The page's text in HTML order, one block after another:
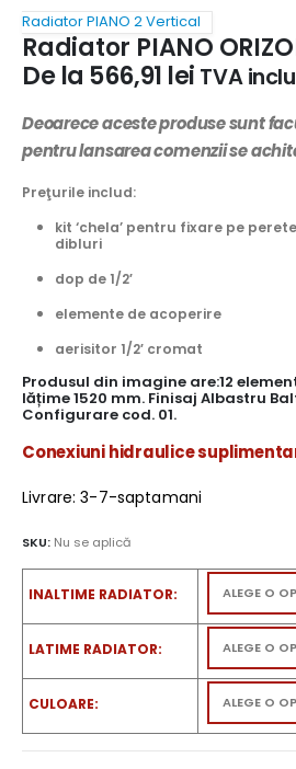
Radiator PIANO 2 Vertical
Radiator PIANO
De la 566,91 lei TVA
Deoarece aceste produse sunt
pentru lansarea comenzii se
Preţurile includ:
kit ‘chela’ pentru fixare pe
dibluri
dop de 1/2′
elemente de acoperire
aerisitor 1/2′ cromat
Produsul din imagine are:12
lățime 1520 mm. Finisaj Albastru
Configurare cod. 01.
Conexiuni hidraulice
Livrare: 3-7-saptamani
SKU: Nu se aplică
INALTIME RADIATOR
LATIME RADIATOR
CULOARE